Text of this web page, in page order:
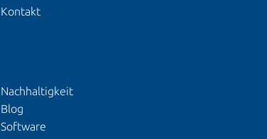
Kontakt
Nachhaltigkeit
Blog
Software